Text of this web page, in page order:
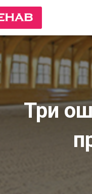
Три